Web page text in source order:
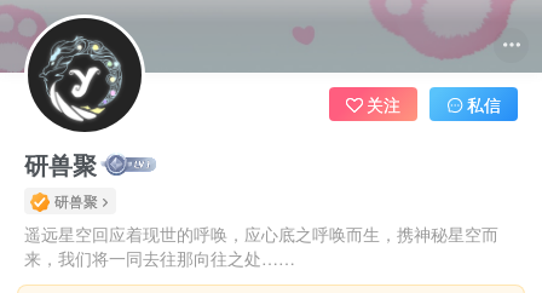
研兽聚
研兽聚
遥远星空回应着现世的呼唤，应心底之呼唤而生，携神秘星空而
来，我们将一同去往那向往之处……
关注 私信